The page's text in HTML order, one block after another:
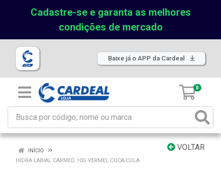
Cadastre-se e garanta as melhores
condições de mercado
Baixe já o APP da Cardeal
0
VOLTAR
INÍCIO
HIDRA LABIAL CARMED 10G VERMEL COCA-COLA